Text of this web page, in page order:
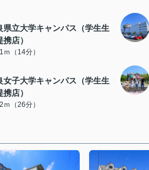
県立大学キャンパス（学生生
店）
ｍ（14分）
女子大学キャンパス（学生生
店）
ｍ（26分）